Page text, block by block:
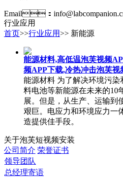
Email：
行业应用
首页>>行业应用>> 新能源
能源材料,高低温泡芙视频
频APP下载,冷热冲击泡芙视
能源材料 为了解决环境污染
料电池等新能源在未来的10
展。但是，从生产、
艰巨。电应力和环境应力
造提供佳手段。
关于泡芙短视频安装
公司简介 荣誉证书
领导团队
总经理寄语